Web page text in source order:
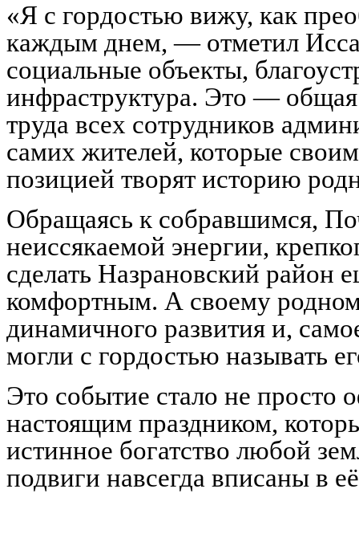
«Я с гордостью вижу, как
каждым днем, — отметил
социальные объекты,
инфраструктура. Это — общая
труда всех сотрудников
самих жителей, которые
позицией творят историю
Обращаясь к собравшимся,
неиссякаемой энергии,
сделать Назрановский район
комфортным. А своему
динамичного развития и,
могли с гордостью называть
Это событие стало не просто
настоящим праздником,
истинное богатство любой
подвиги навсегда вписаны в